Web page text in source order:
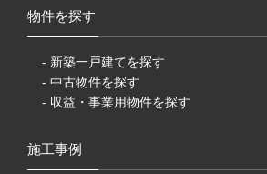
物件を探す
- 新築一戸建てを探す
- 中古物件を探す
- 収益・事業用物件を探す
施工事例